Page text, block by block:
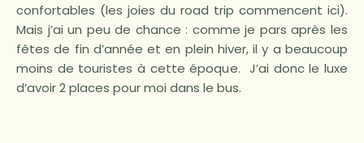
confortables (les joies du road trip commencent ici).
Mais j’ai un peu de chance : comme je pars après les
fêtes de fin d’année et en plein hiver, il y a beaucoup
moins de touristes à cette époque. J’ai donc le luxe
d’avoir 2 places pour moi dans le bus.